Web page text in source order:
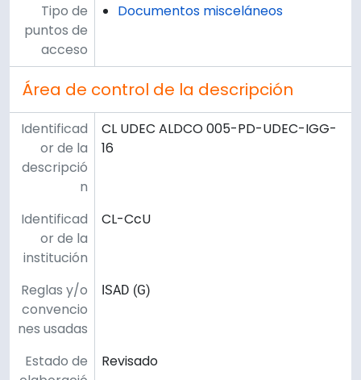
Tipo de
puntos de
acceso
Documentos misceláneos
Área de control de la descripción
Identificad
or de la
descripció
n
CL UDEC ALDCO 005-PD-UDEC-IGG-
16
Identificad
or de la
institución
CL-CcU
Reglas y/o
convencio
nes usadas
ISAD (G)
Estado de
Revisado